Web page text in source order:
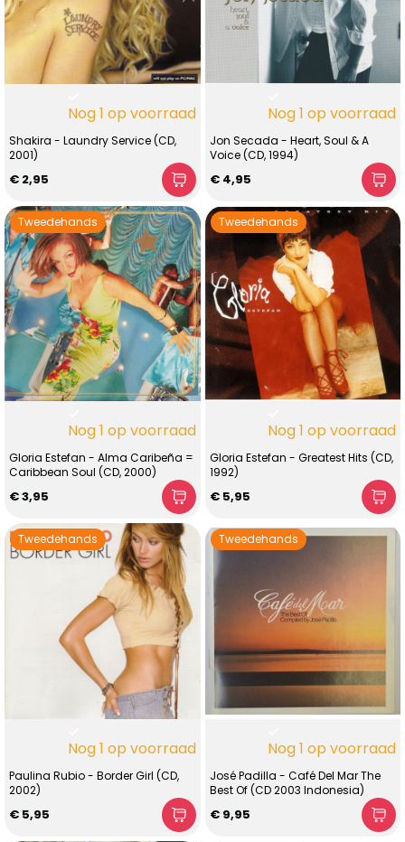
Nog 1 op voorraad
Shakira - Laundry Service (CD,
2001)
€ 2,95
Nog 1 op voorraad
Jon Secada - Heart, Soul & A
Voice (CD, 1994)
€ 4,95
Tweedehands
Nog 1 op voorraad
Gloria Estefan - Alma Caribeña =
Caribbean Soul (CD, 2000)
€ 3,95
Tweedehands
Nog 1 op voorraad
Gloria Estefan - Greatest Hits (CD,
1992)
€ 5,95
Tweedehands
Nog 1 op voorraad
Paulina Rubio - Border Girl (CD,
2002)
€ 5,95
Tweedehands
Nog 1 op voorraad
José Padilla - Café Del Mar The
Best Of (CD 2003 Indonesia)
€ 9,95